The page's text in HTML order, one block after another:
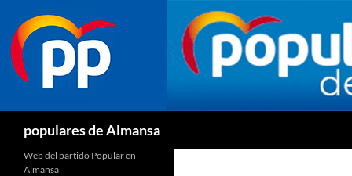
populares de Almansa
Web del partido Popular en
Almansa